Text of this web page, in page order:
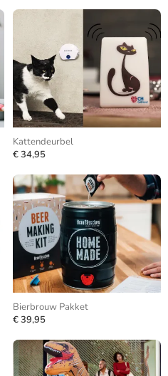
Kattendeurbel
€ 34,95
Bierbrouw Pakket
€ 39,95